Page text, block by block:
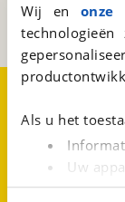
Wij en onze
Als u het
Uw
Lees meer
Een
BOVAG
Over viaBOVAG.nl